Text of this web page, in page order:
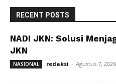
RECENT POSTS
NADI JKN: Solusi
JKN
NASIONAL redaksi - Agustus 7, 2026